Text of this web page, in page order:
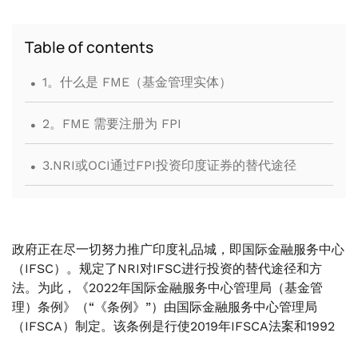
Table of contents
. 1。什么是 FME（基金管理实体）
. 2。FME 需要注册为 FPI
. 3.NRI或OCI通过FPI投资印度证券的替代途径
政府正在尽一切努力推广印度礼品城，即国际金融服务中心
（IFSC）。规定了NRI对IFSC进行投资的替代途径和方
法。为此，《2022年国际金融服务中心管理局（基金管
理）条例》（“《条例》”）由国际金融服务中心管理局
（IFSCA）制定。该条例是行使2019年IFSCA法案和1992